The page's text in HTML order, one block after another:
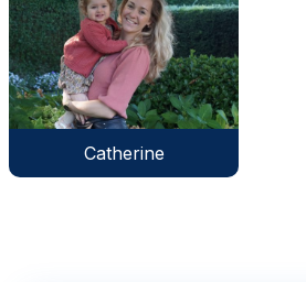
Catherine